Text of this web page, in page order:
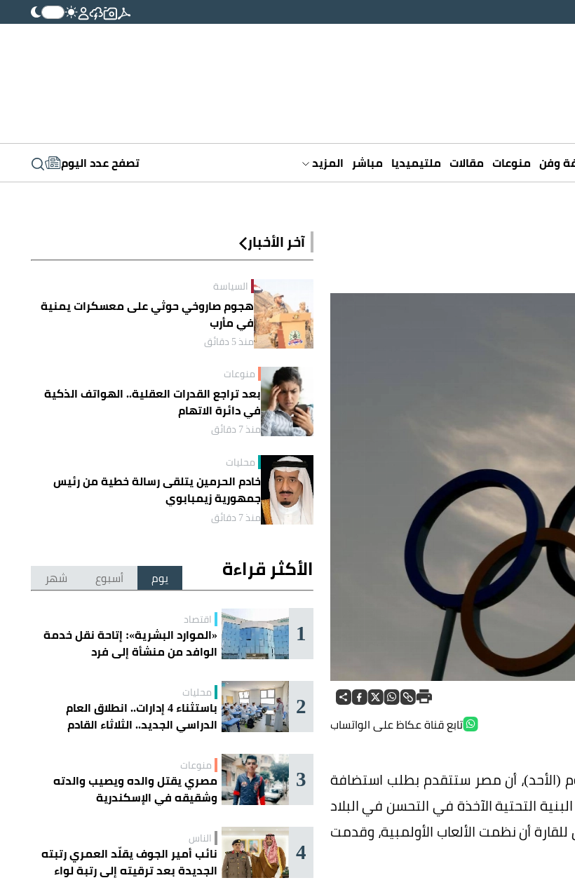
وفن منوعات مقالات ملتيميديا مباشر المزيد تصفح عدد اليوم
تابع قناة عكاظ على الواتساب
(الأحد)، أن مصر ستتقدم بطلب استضافة
2036 و2040، مشيرًا إلى أن البنية التحتية الآخذة في التحسن في البلاد
أن نظمت الألعاب الأولمبية، وقدمت
آخر الأخبار
السياسة
هجوم صاروخي حوثي على معسكرات يمنية
في مأرب
منذ 5 دقائق
منوعات
بعد تراجع القدرات العقلية.. الهواتف الذكية
في دائرة الاتهام
منذ 7 دقائق
محليات
خادم الحرمين يتلقى رسالة خطية من رئيس
جمهورية زيمبابوي
منذ 7 دقائق
الأكثر قراءة يوم أسبوع شهر
1 اقتصاد
«الموارد البشرية»: إتاحة نقل خدمة
الوافد من منشأة إلى فرد
2 محليات
باستثناء 4 إدارات.. انطلاق العام
الدراسي الجديد.. الثلاثاء القادم
3 منوعات
مصري يقتل والده ويصيب والدته
وشقيقه في الإسكندرية
4 الناس
نائب أمير الجوف يقلّد العمري رتبته
الجديدة بعد ترقيته إلى رتبة لواء